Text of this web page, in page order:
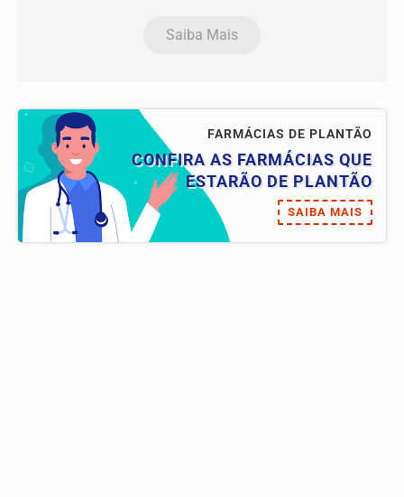
Saiba Mais
FARMÁCIAS DE PLANTÃO
CONFIRA AS FARMÁCIAS QUE
ESTARÃO DE PLANTÃO
SAIBA MAIS